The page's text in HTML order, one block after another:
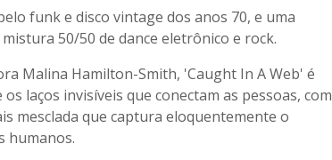
funk e disco vintage dos anos 70, e uma
50/50 de dance eletrônico e rock.
Malina Hamilton-Smith, 'Caught In A Web' é
laços invisíveis que conectam as pessoas, com
mesclada que captura eloquentemente o
humanos.